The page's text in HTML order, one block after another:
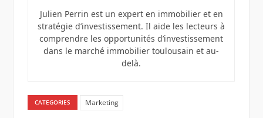
Julien Perrin est un expert en immobilier et en
stratégie d’investissement. Il aide les lecteurs à
comprendre les opportunités d’investissement
dans le marché immobilier toulousain et au-
delà.
CATEGORIES Marketing